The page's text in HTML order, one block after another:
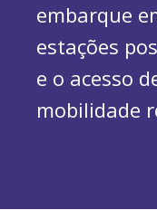
embarque
estações
e o acesso
mobilidade